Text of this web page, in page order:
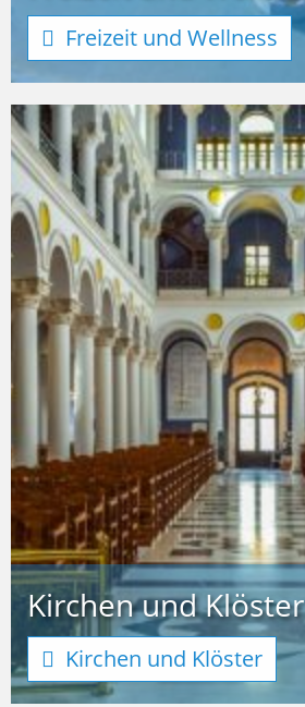
Freizeit und Wellness
Kirchen und Klöster
Kirchen und Klöster